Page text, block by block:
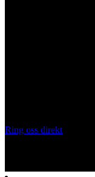
Ring oss direkt